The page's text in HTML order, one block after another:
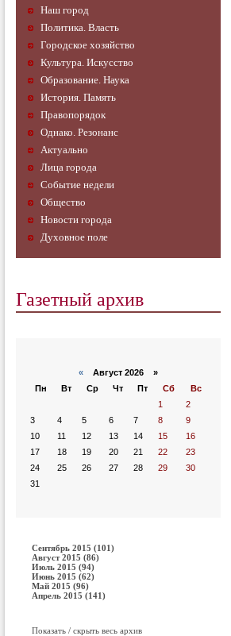
Наш город
Политика. Власть
Городское хозяйство
Культура. Искусство
Образование. Наука
История. Память
Правопорядок
Однако. Резонанс
Актуально
Лица города
Событие недели
Общество
Новости города
Духовное поле
Газетный архив
« Август 2026 »
Пн
Вт Ср Чт Пт Сб
Вс
1
2
3
4 5 6 7 8
9
10
11 12 13 14 15
16
17
18 19 20 21 22
23
24
25 26 27 28 29
30
31
Сентябрь 2015 (101)
Август 2015 (86)
Июль 2015 (94)
Июнь 2015 (62)
Май 2015 (96)
Апрель 2015 (141)
Показать / скрыть весь архив